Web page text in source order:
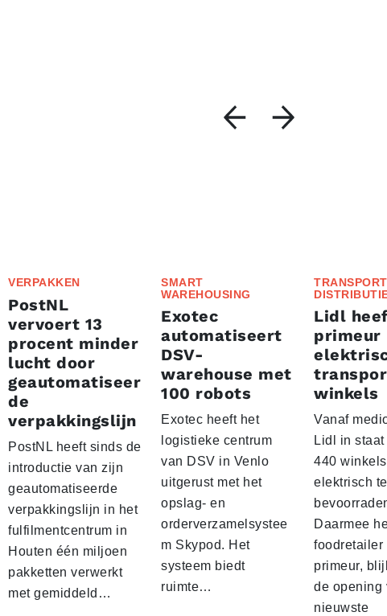
VERPAKKEN
PostNL
vervoert 13
procent minder
lucht door
geautomatiseer
de
verpakkingslijn
PostNL heeft sinds de
introductie van zijn
geautomatiseerde
verpakkingslijn in het
fulfilmentcentrum in
Houten één miljoen
pakketten verwerkt
met gemiddeld…
SMART
WAREHOUSING
Exotec
automatiseert
DSV-
warehouse met
100 robots
Exotec heeft het
logistieke centrum
van DSV in Venlo
uitgerust met het
opslag- en
orderverzamelsystee
m Skypod. Het
systeem biedt
ruimte…
Lidl
primeur
winkels
Vanaf
Lidl in
440 winkels
elektrisch te
Daarmee
foodretailer
primeur,
de opening
nieuwste